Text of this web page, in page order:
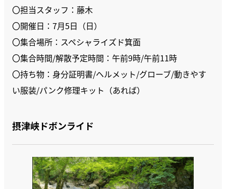
〇担当スタッフ：藤木
〇開催日：7月5日（日）
〇集合場所：スペシャライズド箕面
〇集合時間/解散予定時間：午前9時/午前11時
〇持ち物：身分証明書/ヘルメット/グローブ/動きやす
い服装/パンク修理キット（あれば）
摂津峡ドボンライド